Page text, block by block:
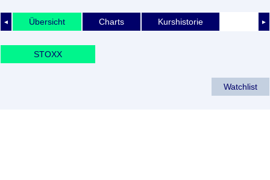
◄ ►
Übersicht Charts Kurshistorie
STOXX
Watchlist